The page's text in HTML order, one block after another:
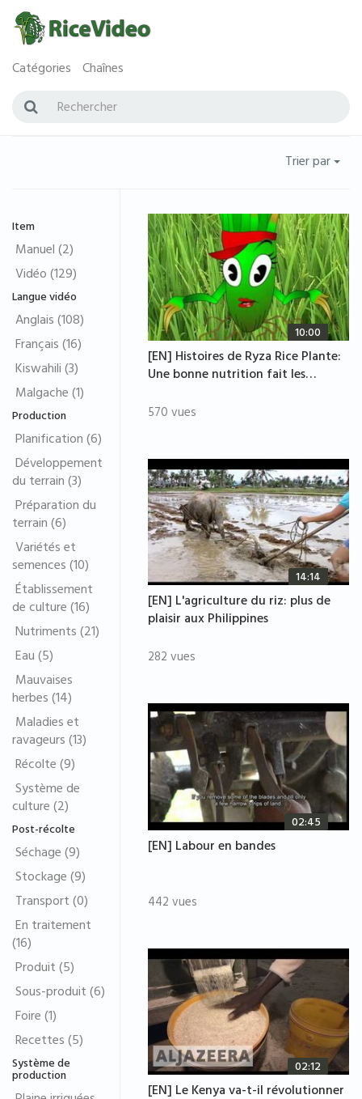
Catégories Chaînes
Trier par
Item
Manuel (2)
Vidéo (129)
Langue vidéo
Anglais (108)
Français (16)
Kiswahili (3)
Malgache (1)
Production
Planification (6)
Développement
du terrain (3)
Préparation du
terrain (6)
Variétés et
semences (10)
Établissement
de culture (16)
Nutriments (21)
Eau (5)
Mauvaises
herbes (14)
Maladies et
ravageurs (13)
Récolte (9)
Système de
culture (2)
Post-récolte
Séchage (9)
Stockage (9)
Transport (0)
En traitement
(16)
Produit (5)
Sous-produit (6)
Foire (1)
Recettes (5)
Système de
production
10:00
[EN] Histoires de Ryza Rice Plante:
Une bonne nutrition fait les…
570 vues
14:14
[EN] L'agriculture du riz: plus de
plaisir aux Philippines
282 vues
02:45
[EN] Labour en bandes
442 vues
02:12
[EN] Le Kenya va-t-il révolutionner